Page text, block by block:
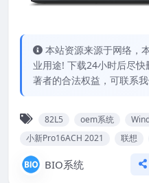
本站资源来源于网络，
业用途! 下载24小时后尽
著者的合法权益，可联系我
82L5 oem系统
小新Pro16ACH 2021
联想
BIO系统